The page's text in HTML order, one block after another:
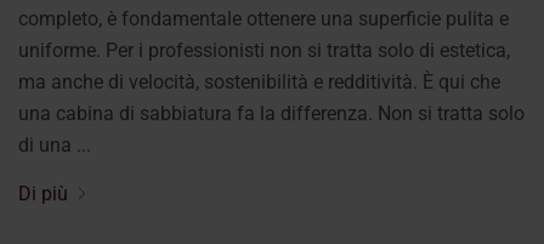
completo, è fondamentale ottenere una superficie pulita e
uniforme. Per i professionisti non si tratta solo di estetica,
ma anche di velocità, sostenibilità e redditività. È qui che
una cabina di sabbiatura fa la differenza. Non si tratta solo
di una ...
Di più